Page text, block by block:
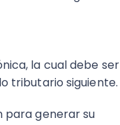
la cual debe ser
tributario siguiente.
para generar su